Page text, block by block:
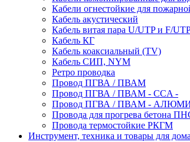
Кабели огнестойкие для
Кабель акустический
Кабель витая пара U/UTP и F/
Кабель КГ
Кабель коаксиальный (TV)
Кабель СИП, NYM
Ретро проводка
Провод ПГВА / ПВАМ
Провод ПГВА / ПВАМ - CCA -
Провод ПГВА / ПВАМ -
Провода для прогрева бетона
Провода термостойкие РКГМ
Инструмент, техника и товары для дома